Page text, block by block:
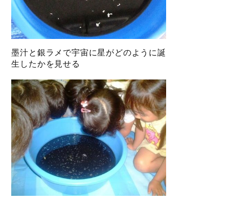
墨汁と銀ラメで宇宙に星がどのように誕
生したかを見せる